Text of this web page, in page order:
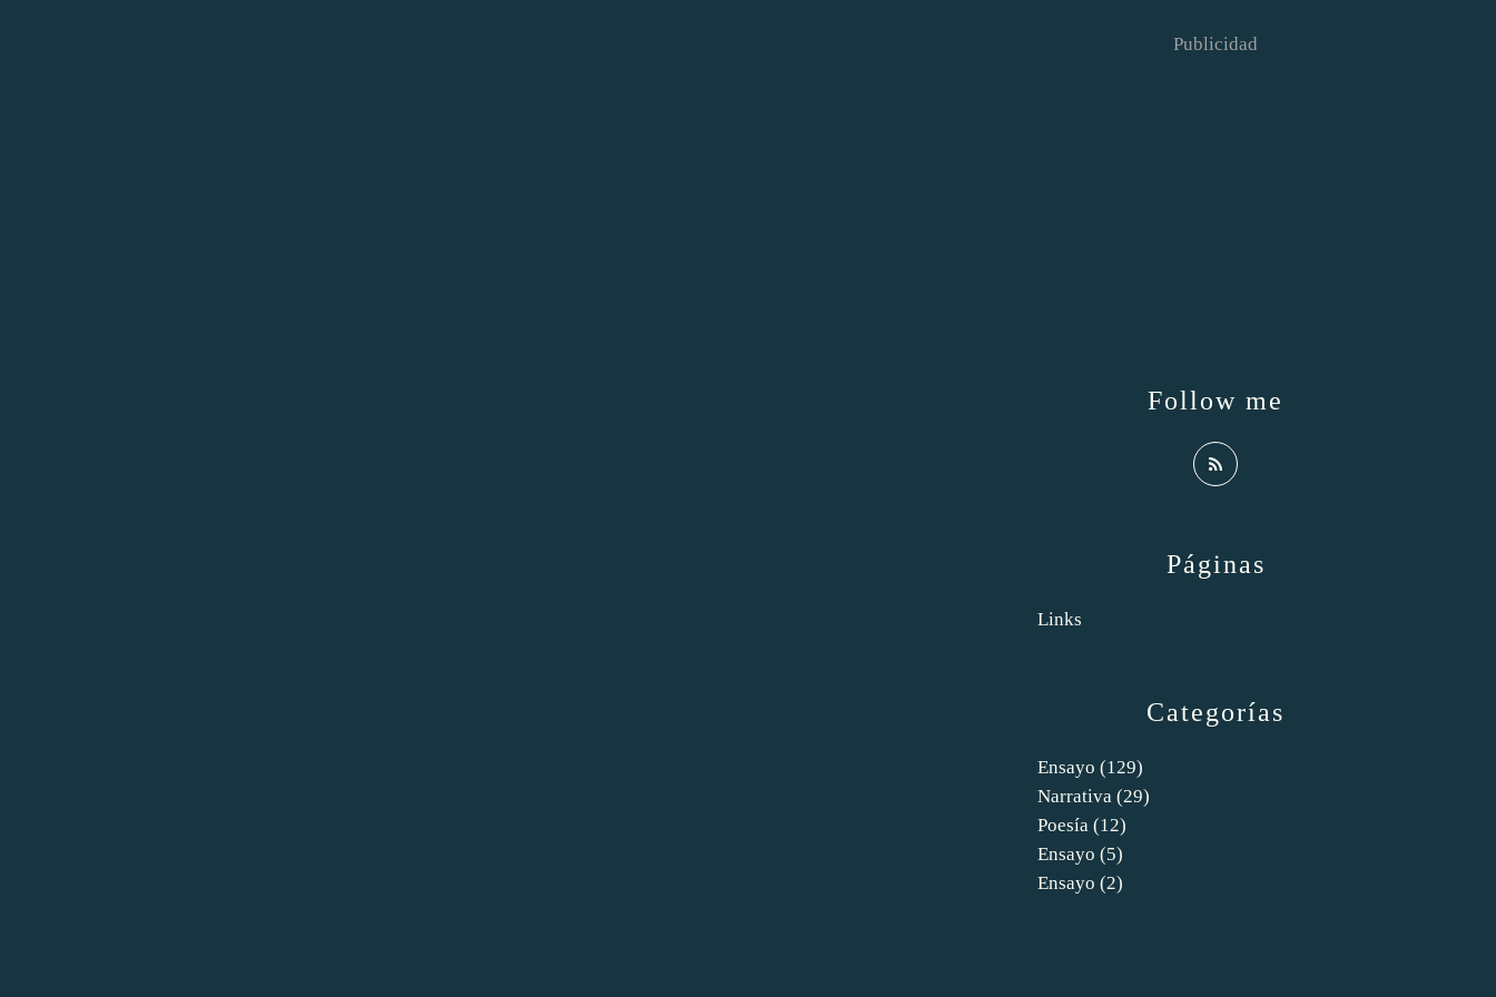
Categorías
Ensayo (129)
Narrativa (29)
Poesía (12)
Ensayo (5)
Ensayo (2)
Páginas
Links
Follow me
Publicidad